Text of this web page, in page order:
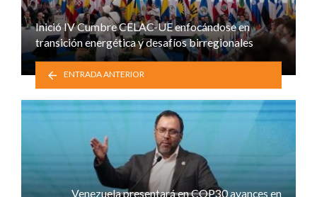
Inició IV Cumbre CELAC-UE enfocándose en
transición energética y desafíos birregionales
ENTRADA ANTERIOR
Venezuela presentará en COP30 avances en